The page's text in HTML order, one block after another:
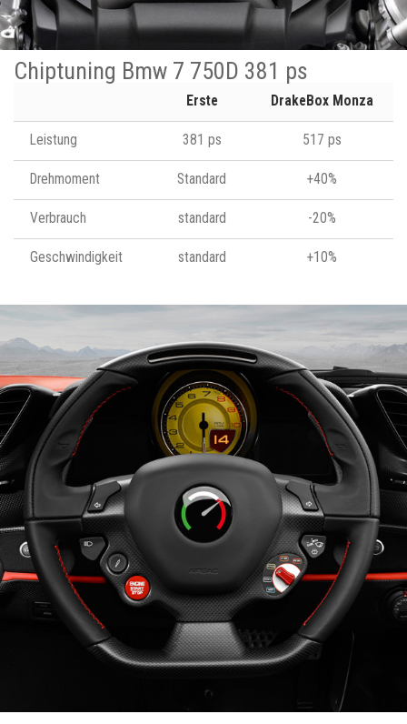
Chiptuning Bmw 7 750D 381 ps
Erste DrakeBox Monza
Leistung 381 ps 517 ps
Drehmoment Standard +40%
Verbrauch standard -20%
Geschwindigkeit standard +10%